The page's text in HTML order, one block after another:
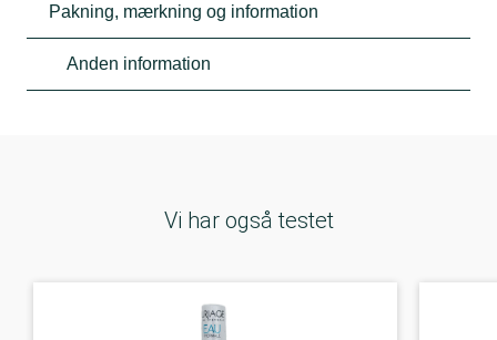
Pakning, mærkning og information
Anden information
Vi har også testet